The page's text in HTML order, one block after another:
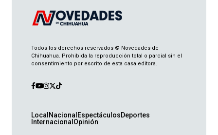
Local 2 min
Detienen a presuntos asesinos de César
Gastélum
Nacional 2 min
Nacional 2 min
Todos los derechos reservados © Novedades de
Chihuahua. Prohibida la reproducción total o parcial sin el
consentimiento por escrito de esta casa editora.
Local Nacional EspectáculosDeportes
Internacional Opinión